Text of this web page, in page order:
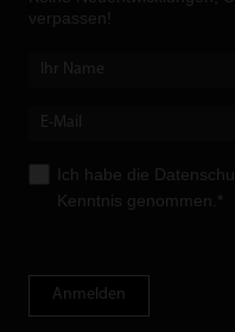
verpassen!
Ich habe die
Kenntnis genommen.*
Anmelden